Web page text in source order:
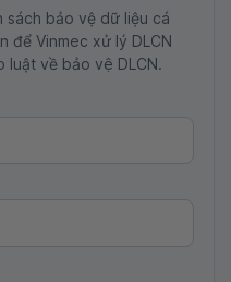
sách bảo vệ dữ liệu cá
để Vinmec xử lý DLCN
luật về bảo vệ DLCN.